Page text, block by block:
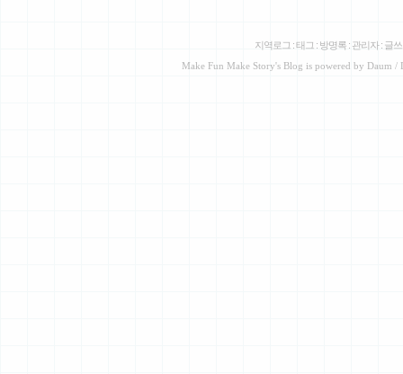
지역로그 :태그 : 방명록 : 관리자: 글
Make Fun Make Story's Blog is powered by Daum /